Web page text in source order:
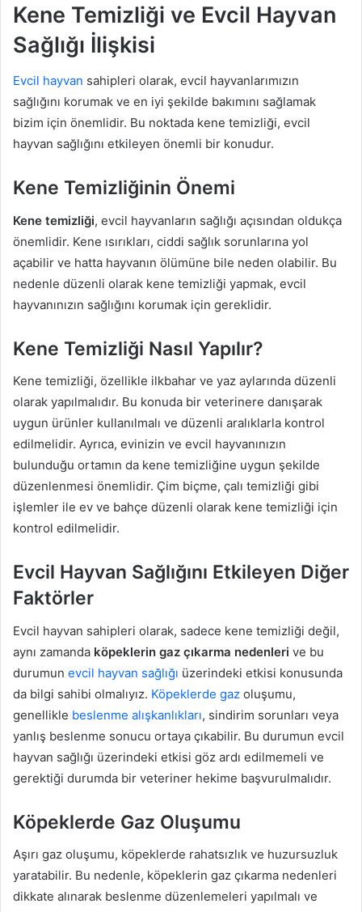
Kene Temizliği ve Evcil Hayvan
Sağlığı İlişkisi
Evcil hayvan sahipleri olarak, evcil hayvanlarımızın
sağlığını korumak ve en iyi şekilde bakımını sağlamak
bizim için önemlidir. Bu noktada kene temizliği, evcil
hayvan sağlığını etkileyen önemli bir konudur.
Kene Temizliğinin Önemi
Kene temizliği, evcil hayvanların sağlığı açısından oldukça
önemlidir. Kene ısırıkları, ciddi sağlık sorunlarına yol
açabilir ve hatta hayvanın ölümüne bile neden olabilir. Bu
nedenle düzenli olarak kene temizliği yapmak, evcil
hayvanınızın sağlığını korumak için gereklidir.
Kene Temizliği Nasıl Yapılır?
Kene temizliği, özellikle ilkbahar ve yaz aylarında düzenli
olarak yapılmalıdır. Bu konuda bir veterinere danışarak
uygun ürünler kullanılmalı ve düzenli aralıklarla kontrol
edilmelidir. Ayrıca, evinizin ve evcil hayvanınızın
bulunduğu ortamın da kene temizliğine uygun şekilde
düzenlenmesi önemlidir. Çim biçme, çalı temizliği gibi
işlemler ile ev ve bahçe düzenli olarak kene temizliği için
kontrol edilmelidir.
Evcil Hayvan Sağlığını Etkileyen Diğer
Faktörler
Evcil hayvan sahipleri olarak, sadece kene temizliği değil,
aynı zamanda köpeklerin gaz çıkarma nedenleri ve bu
durumun evcil hayvan sağlığı üzerindeki etkisi konusunda
da bilgi sahibi olmalıyız. Köpeklerde gaz oluşumu,
genellikle beslenme alışkanlıkları, sindirim sorunları veya
yanlış beslenme sonucu ortaya çıkabilir. Bu durumun evcil
hayvan sağlığı üzerindeki etkisi göz ardı edilmemeli ve
gerektiği durumda bir veteriner hekime başvurulmalıdır.
Köpeklerde Gaz Oluşumu
Aşırı gaz oluşumu, köpeklerde rahatsızlık ve huzursuzluk
yaratabilir. Bu nedenle, köpeklerin gaz çıkarma nedenleri
dikkate alınarak beslenme düzenlemeleri yapılmalı ve